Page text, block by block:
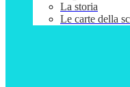
La storia
Le carte della